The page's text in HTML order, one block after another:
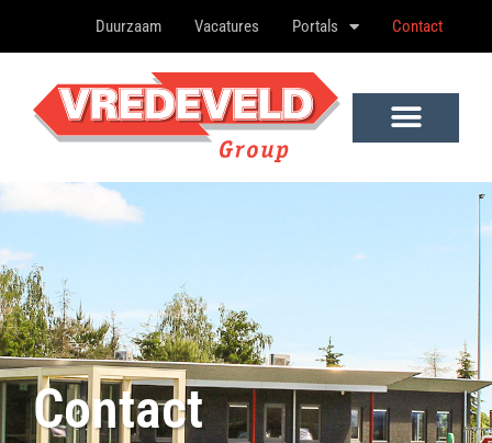
Duurzaam Vacatures Portals Contact
Contact